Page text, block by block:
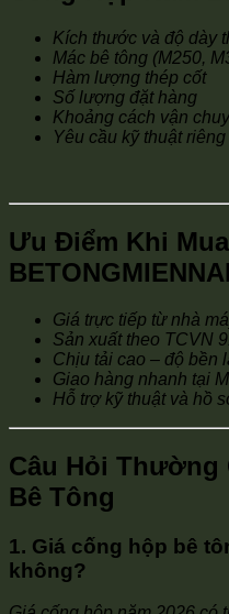
Kích thước và độ dày
Mác bê tông (M250,
Hàm lượng thép cốt
Số lượng đặt hàng
Khoảng cách vận
Yêu cầu kỹ thuật
Ưu Điểm Khi
Giá trực tiếp từ nhà
Sản xuất theo TCVN
Chịu tải cao – độ bền
Giao hàng nhanh tại
Hỗ trợ kỹ thuật và hồ
Câu Hỏi Thường
Bê Tông
1. Giá cống hộp bê
không?